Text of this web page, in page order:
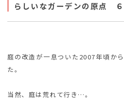
らしいなガーデンの原点 ６
庭の改造が一息ついた2007年頃か
た。
当然、庭は荒れて行き…。